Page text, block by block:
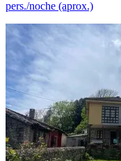
pers./noche (aprox.)